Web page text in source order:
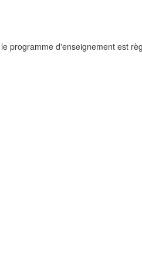
programme d'enseignement est